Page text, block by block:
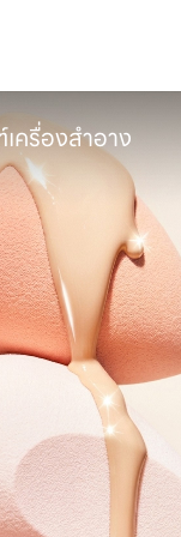
รื่องสำอาง